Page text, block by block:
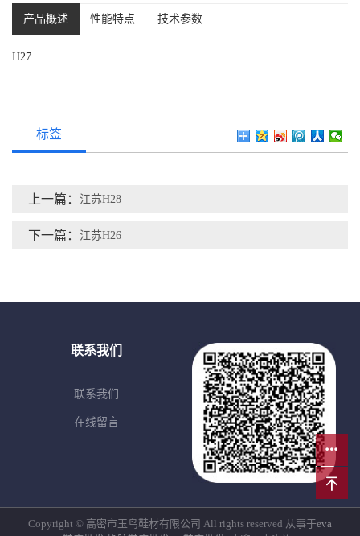
产品概述 性能特点 技术参数
H27
标签
上一篇： 江苏H28
下一篇： 江苏H26
联系我们
联系我们
在线留言
Copyright © 高密市玉鸟鞋材有限公司 All rights reserved 从事于eva